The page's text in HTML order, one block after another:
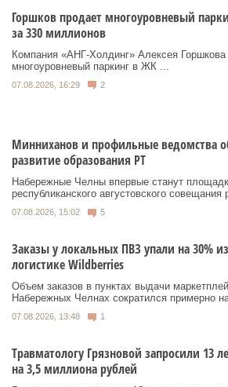
Горшков продает многоуровневый
за 330 миллионов
Компания «АНГ-Холдинг» Алексея
многоуровневый паркинг в ЖК ...
07.08.2026, 16:29 2
Минниханов и профильные ведомства
развитие образования РТ
Набережные Челны впервые станут
республиканского августовского совещания
07.08.2026, 15:02 5
Заказы у локальных ПВЗ упали на 30%
логистике Wildberries
Объем заказов в пунктах выдачи
Набережных Челнах сократился примерно на
07.08.2026, 13:48 1
Травматологу Грязновой запросили 13
на 3,5 миллиона рублей